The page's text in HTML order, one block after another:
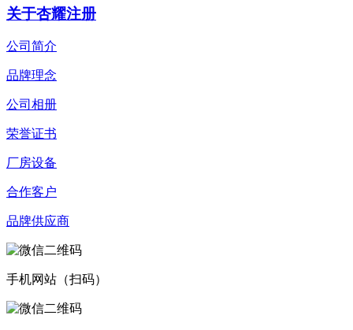
关于杏耀注册
公司简介
品牌理念
公司相册
荣誉证书
厂房设备
合作客户
品牌供应商
手机网站（扫码）